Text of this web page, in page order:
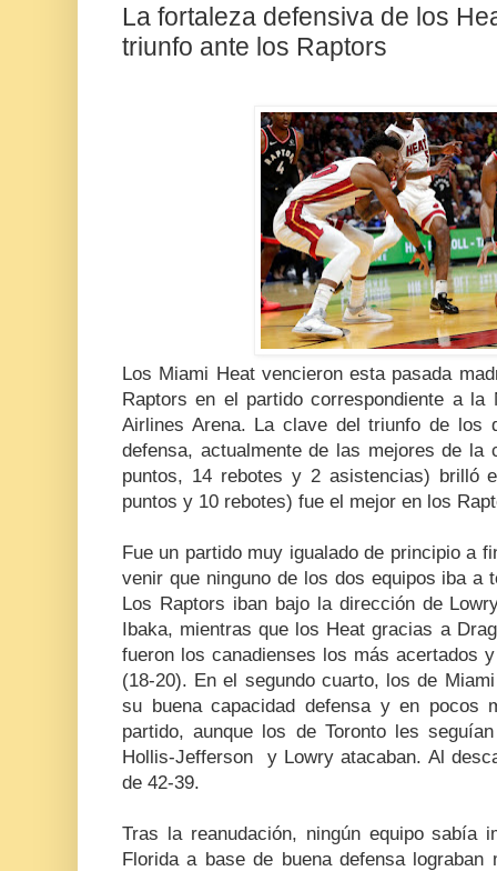
La fortaleza defensiva de los
triunfo ante los Raptors
Los Miami Heat vencieron esta pasada
Raptors en el partido correspondiente a la
Airlines Arena. La clave del triunfo de los
defensa, actualmente de las mejores de la
puntos, 14 rebotes y 2 asistencias) brilló
puntos y 10 rebotes) fue el mejor en los
Fue un partido muy igualado de principio a
venir que ninguno de los dos equipos iba a
Los Raptors iban bajo la dirección de
Ibaka, mientras que los Heat gracias a
fueron los canadienses los más acertados
(18-20). En el segundo cuarto, los de
su buena capacidad defensa y en pocos
partido, aunque los de Toronto les
Hollis-Jefferson y Lowry atacaban. Al
de 42-39.
Tras la reanudación, ningún equipo sabía
Florida a base de buena defensa lograban